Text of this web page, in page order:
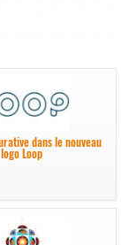
dans le nouveau
logo Loop